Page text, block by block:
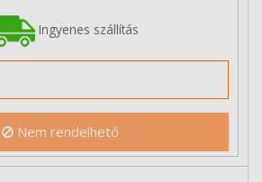
Ingyenes szállítás
Nem rendelhető